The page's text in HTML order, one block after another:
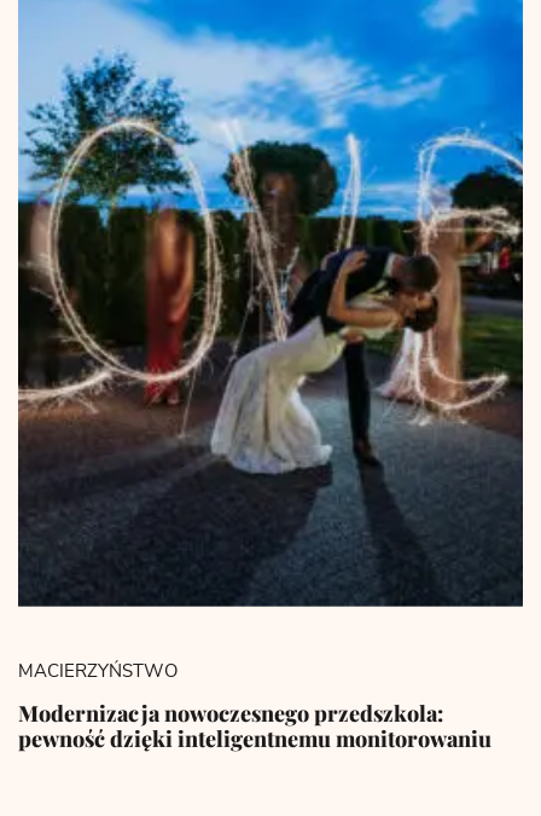
MACIERZYŃSTWO
Modernizacja nowoczesnego przedszkola:
pewność dzięki inteligentnemu monitorowaniu